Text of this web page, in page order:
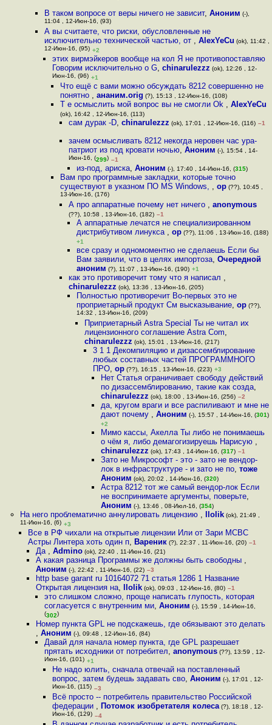
В таком вопросе от веры ничего не зависит, Аноним (-),
11:04 , 12-Июн-16, (93)
А вы считаете, что риски, обусловленные не
исключительно технической частью, от , AlexYeCu (ok), 11:42 ,
12-Июн-16, (95) +2
этих вирмэйкеров вообще на кол Я не противопоставляю
Говорим исключительно о G, chinarulezzz (ok), 12:26 , 12-
Июн-16, (96) +1
Что ещё с вами можно обсуждать 8212 совершенно не
понятно ,ананим.orig (?), 15:13 , 12-Июн-16, (108)
Т е осмыслить мой вопрос вы не смогли Ok ,AlexYeCu
(ok), 16:42 , 12-Июн-16, (113)
сам дурак -D, chinarulezzz (ok), 17:01 , 12-Июн-16, (116) –1
зачем осмысливать 8212 некогда неровен час ура-
патриот из под кровати ночью, Аноним (-), 15:54 , 14-
Июн-16, (299) –1
из-под, ариска, Аноним (-), 17:40 , 14-Июн-16, (315)
Вам про программные закладки, которые точно
существуют в указном ПО MS Windows, ,op (??), 10:45 ,
13-Июн-16, (176)
А про аппаратные почему нет ничего , anonymous
(??), 10:58 , 13-Июн-16, (182) –1
А аппаратные лечатся не специализированном
дистрибутивом линукса , op(??), 11:06 , 13-Июн-16, (188)
+1
все сразу и одномоментно не сделаешь Если бы
Вам заявили, что в целях импортоза, Очередной
аноним (?), 11:07 , 13-Июн-16, (190) +1
как это противоречит тому что я написал ,
chinarulezzz (ok), 13:36 , 13-Июн-16, (205)
Полностью противоречит Во-первых это не
проприетарный продукт См высказывание, op(??),
14:32 , 13-Июн-16, (209)
Приприетарный Astra Special Ты не читал их
лицензионного соглашение Astra Com,
chinarulezzz (ok), 15:01 , 13-Июн-16, (217)
3 1 1 Декомпиляцию и дизассемблирование
любых составных частей ПРОГРАММНОГО
ПРО, op(??), 16:15 , 13-Июн-16, (223) +3
Нет Статья ограничивает свободу действий
по дизассемблированию, такие как созда,
chinarulezzz (ok), 18:00 , 13-Июн-16, (256) –2
да, кругом враги и все распиливают и мне не
дают почему , Аноним (-), 15:57 , 14-Июн-16, (301)
+2
Мимо кассы, Акелла Ты либо не понимаешь
о чём я, либо демагогизируешь Нарисую ,
chinarulezzz (ok), 17:43 , 14-Июн-16, (317) –1
Зато не Микрософт - это - зато не вендор-
лок в инфраструктуре - и зато не по, тоже
Аноним (ok), 20:02 , 14-Июн-16, (320)
Астра 8212 тот же самый вендор-лок Если
не воспринимаете аргументы, поверьте,
Аноним (-), 13:46 , 08-Июл-16, (354)
На него проблематично аннулировать лицензию , llolik(ok), 21:49 ,
11-Июн-16, (6) +3
Все в РФ чихали на открытые лицензии Или от Зари МСВС
Астры Линтера хоть один п, Вареник(?), 22:37 , 11-Июн-16, (20) –1
Да ,Admino (ok), 22:40 , 11-Июн-16, (21)
А какая разница Программы же должны быть свободны ,
Аноним (-), 22:42 , 11-Июн-16, (22) –3
http base garant ru 10164072 71 статья 1286 1 Название
Открытая лицензия на, llolik (ok), 09:03 , 12-Июн-16, (80) –1
это слишком сложно, проще написать глупость, которая
согласуется с внутренним ми, Аноним (-), 15:59 , 14-Июн-16,
(302)
Номер пункта GPL не подскажешь, где обязывают это делать
,Аноним (-), 09:48 , 12-Июн-16, (84)
Давай для начала номер пункта, где GPL разрешает
прятать исходники от потребител, anonymous(??), 13:59 , 12-
Июн-16, (101) +1
Не надо юлить, сначала отвечай на поставленный
вопрос, затем будешь задавать сво, Аноним (-), 17:01 , 12-
Июн-16, (115) –3
Всё просто -- потребитель правительство Российской
федерации , Потомок изобретателя колеса(?), 18:18 , 12-
Июн-16, (129) –4